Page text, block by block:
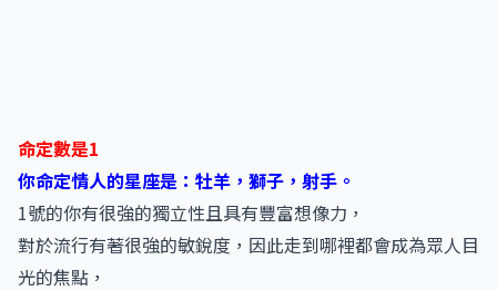
命定數是1
你命定情人的星座是：牡羊，獅子，射手。
1號的你有很強的獨立性且具有豐富想像力，
對於流行有著很強的敏銳度，因此走到哪裡都會成為眾人目
光的焦點，